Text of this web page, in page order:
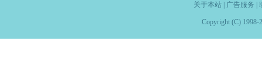
关于本站| 广告服务
Copyright (C) 1998-